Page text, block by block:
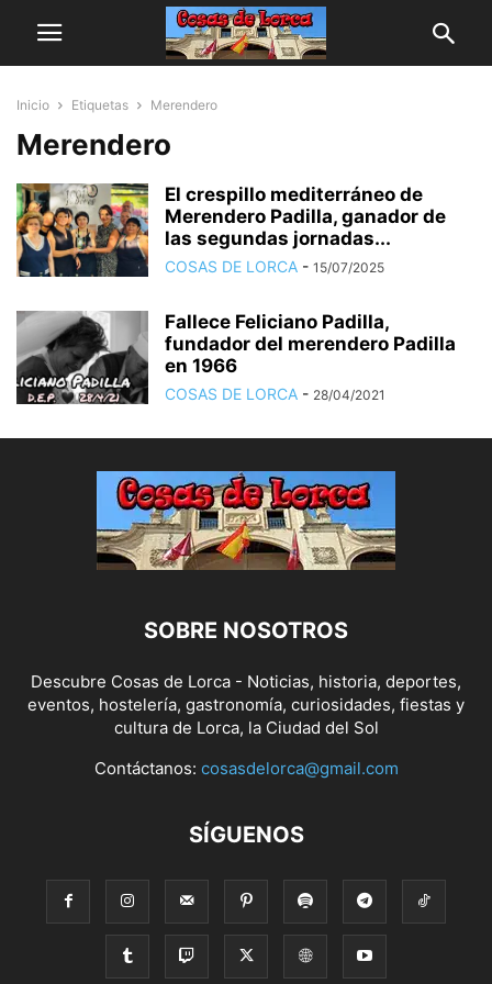
Inicio Etiquetas Merendero
Merendero
El crespillo mediterráneo de
Merendero Padilla, ganador de
las segundas jornadas...
COSAS DE LORCA - 15/07/2025
Fallece Feliciano Padilla,
fundador del merendero Padilla
en 1966
COSAS DE LORCA - 28/04/2021
SOBRE NOSOTROS
Descubre Cosas de Lorca - Noticias, historia, deportes,
eventos, hostelería, gastronomía, curiosidades, fiestas y
cultura de Lorca, la Ciudad del Sol
Contáctanos: cosasdelorca@gmail.com
SÍGUENOS